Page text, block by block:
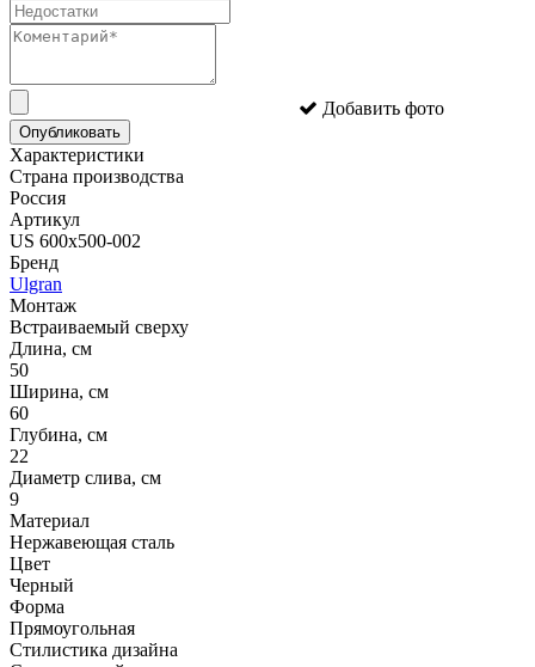
Добавить фото
Опубликовать
Характеристики
Страна производства
Россия
Артикул
US 600х500-002
Бренд
Ulgran
Монтаж
Встраиваемый сверху
Длина, см
50
Ширина, см
60
Глубина, см
22
Диаметр слива, см
9
Материал
Нержавеющая сталь
Цвет
Черный
Форма
Прямоугольная
Стилистика дизайна